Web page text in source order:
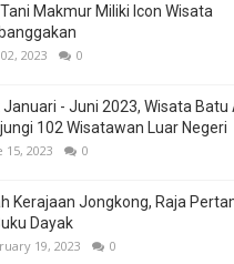
Makmur Miliki Icon Wisata
2023 0
Januari - Juni 2023, Wisata Batu
102 Wisatawan Luar Negeri
15, 2023 0
Kerajaan Jongkong, Raja
Dayak
19, 2023 0